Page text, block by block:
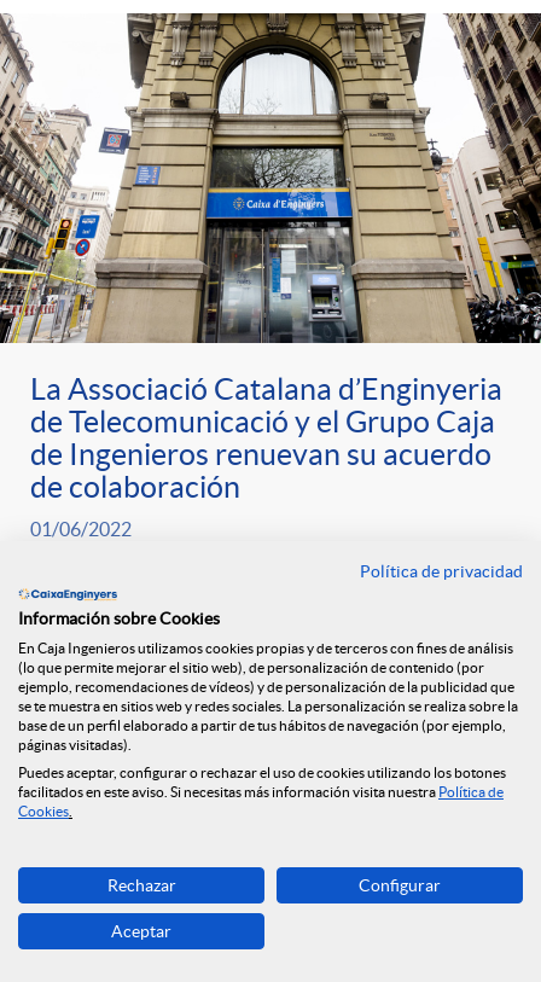
La Associació Catalana d’Enginyeria
de Telecomunicació y el Grupo Caja
de Ingenieros renuevan su acuerdo
de colaboración
01/06/2022
+
Política de privacidad
Información sobre Cookies
En Caja Ingenieros utilizamos cookies propias y de terceros con fines de análisis
(lo que permite mejorar el sitio web), de personalización de contenido (por
ejemplo, recomendaciones de vídeos) y de personalización de la publicidad que
se te muestra en sitios web y redes sociales. La personalización se realiza sobre la
base de un perfil elaborado a partir de tus hábitos de navegación (por ejemplo,
páginas visitadas).
Puedes aceptar, configurar o rechazar el uso de cookies utilizando los botones
facilitados en este aviso. Si necesitas más información visita nuestra Política de
Cookies
Rechazar Configurar
Aceptar